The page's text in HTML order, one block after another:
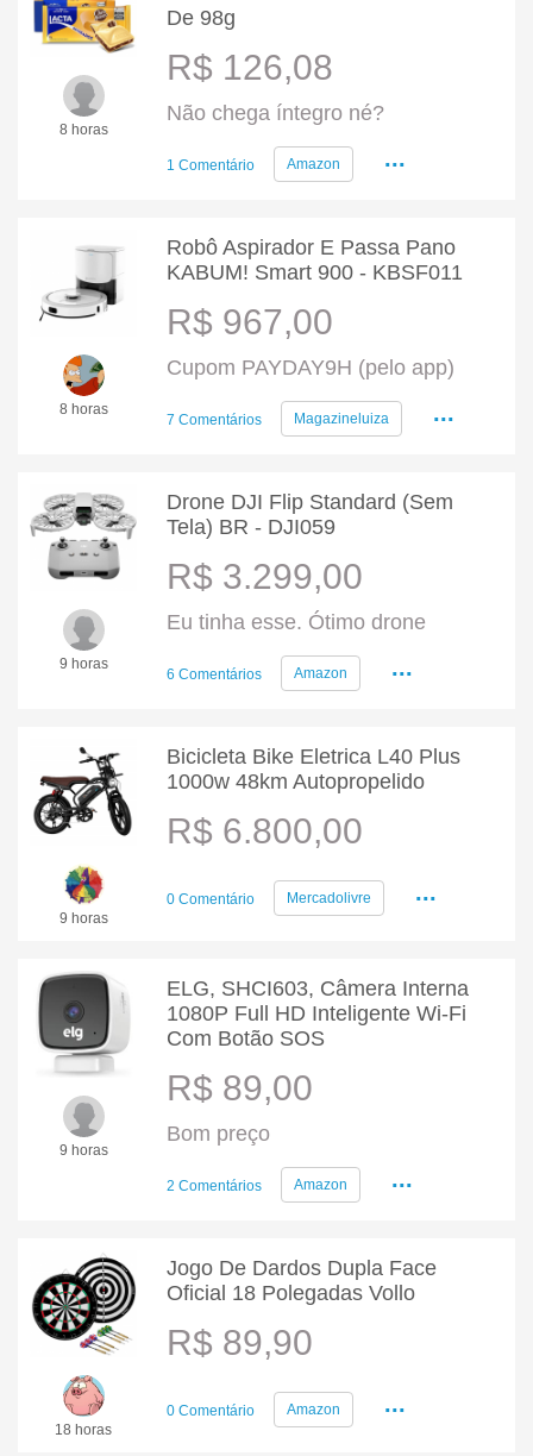
8 horas
De 98g
R$ 126,08
Não chega íntegro né?
1 Comentário Amazon ...
8 horas
Robô Aspirador E Passa Pano
KABUM! Smart 900 - KBSF011
R$ 967,00
Cupom PAYDAY9H (pelo app)
7 Comentários Magazineluiza ...
9 horas
Drone DJI Flip Standard (Sem
Tela) BR - DJI059
R$ 3.299,00
Eu tinha esse. Ótimo drone
6 Comentários Amazon ...
9 horas
Bicicleta Bike Eletrica L40 Plus
1000w 48km Autopropelido
R$ 6.800,00
0 Comentário Mercadolivre ...
9 horas
ELG, SHCI603, Câmera Interna
1080P Full HD Inteligente Wi-Fi
Com Botão SOS
R$ 89,00
Bom preço
2 Comentários Amazon ...
18 horas
Jogo De Dardos Dupla Face
Oficial 18 Polegadas Vollo
R$ 89,90
0 Comentário Amazon ...